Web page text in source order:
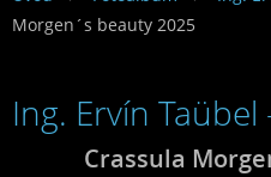
Morgen´s beauty 2025
Ing. Ervín Taübel
Crassula